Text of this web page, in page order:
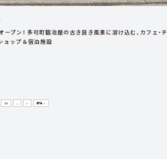
ープン！ 多可町鍛冶屋の古き良き風景に溶け込む、カフェ・チ
ョップ＆宿泊施設
10 ... » 最後 »